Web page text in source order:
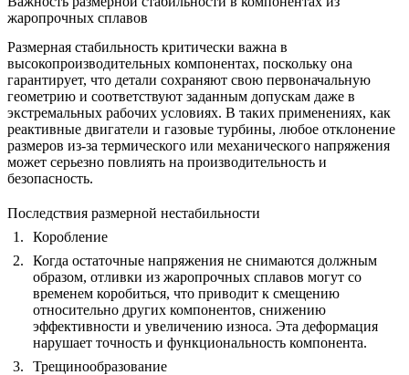
жаропрочных сплавов
Размерная стабильность критически важна в
высокопроизводительных компонентах, поскольку она
гарантирует, что детали сохраняют свою первоначальную
геометрию и соответствуют заданным допускам даже в
экстремальных рабочих условиях. В таких применениях, как
реактивные двигатели и газовые турбины, любое отклонение
размеров из-за термического или механического напряжения
может серьезно повлиять на производительность и
безопасность.
Последствия размерной нестабильности
Коробление
Когда остаточные напряжения не снимаются должным
образом, отливки из жаропрочных сплавов могут со
временем коробиться, что приводит к смещению
относительно других компонентов, снижению
эффективности и увеличению износа. Эта деформация
нарушает точность и функциональность компонента.
Трещинообразование